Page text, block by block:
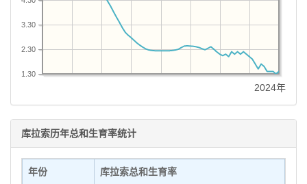
1.30
2.30
3.30
2024年
库拉索历年总和生育率统计
年份 库拉索总和生育率